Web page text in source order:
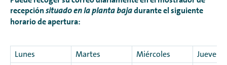
recepción situado en la planta bajadurante el siguiente
horario de apertura:
Lunes Martes Miércoles
Jueves